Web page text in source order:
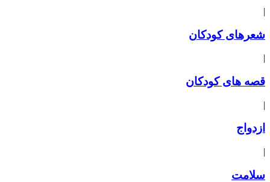
|
شعرهای کودکان
|
قصه های کودکان
|
ازدواج
|
سلامت